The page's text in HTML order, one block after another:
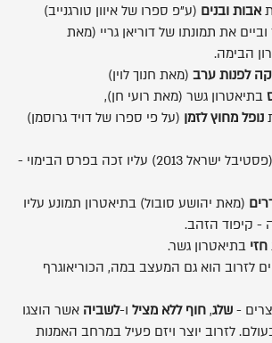
אבות ובנים (ע"פ ספרו של איוון טורגנייב)
את תמונתו של דוריאן גריי (מאת
הבימה.
לפנות ערב (מאת חנוך לוין)
בתיאטרון גשר (מאת רועי חן),
נופל מחוץ לזמן (על פי ספרו של דויד גרוסמן)
(פסטיבל ישראל 2013) עליו זכה בפרס הבימוי -
(מאת יהושע סובול) בתיאטרון תמונע עליו
קיפוד הזהב.
חזי בתיאטרון גשר.
לזרוב הוא גם המעצב במה, הכוריאוגרף
- שלג, חוף ללא מציל ו-לשביה אשר הוצגו
לזרוב יוצר ויזם פעיל במרחב האמנות